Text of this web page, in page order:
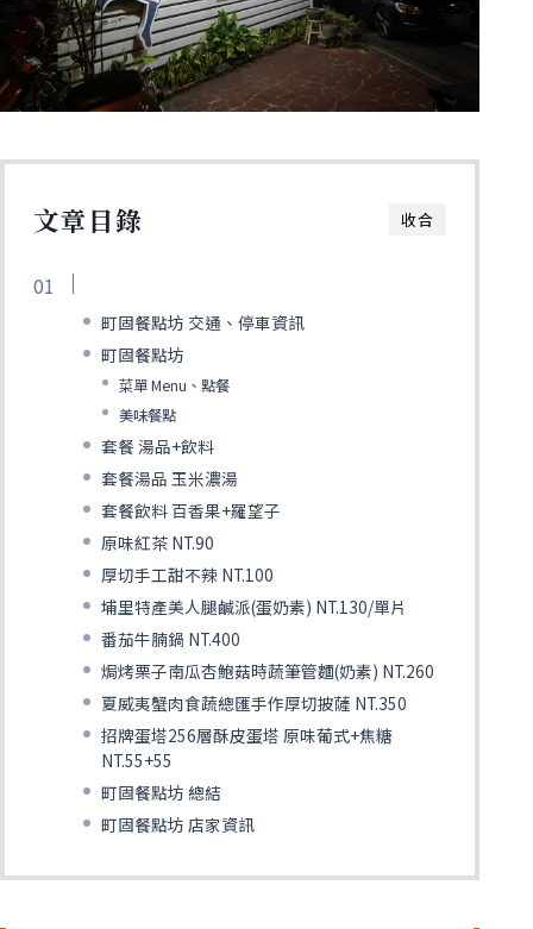
收合
文章目錄
町固餐點坊 交通、停車資訊
町固餐點坊
菜單 Menu、點餐
美味餐點
套餐 湯品+飲料
套餐湯品 玉米濃湯
套餐飲料 百香果+羅望子
原味紅茶 NT.90
厚切手工甜不辣 NT.100
埔里特產美人腿鹹派(蛋奶素) NT.130/單片
番茄牛腩鍋 NT.400
焗烤栗子南瓜杏鮑菇時蔬筆管麵(奶素) NT.260
夏威夷蟹肉食蔬總匯手作厚切披薩 NT.350
招牌蛋塔256層酥皮蛋塔 原味葡式+焦糖
NT.55+55
町固餐點坊 總結
町固餐點坊 店家資訊